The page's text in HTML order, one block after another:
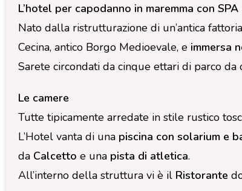
L’hotel per capodanno in maremma con SPA
Nato dalla ristrutturazione di un’antica fattoria
Cecina, antico Borgo Medioevale, e immersa
Sarete circondati da cinque ettari di parco da
Le camere
Tutte tipicamente arredate in stile rustico
L’Hotel vanta di una piscina con solarium e
da Calcetto e una pista di atletica.
All’interno della struttura vi è il Ristorante